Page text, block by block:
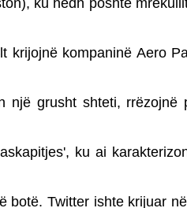
ku hedh poshtë
kompaninë Aero
grusht shteti,
ku ai
Twitter ishte krijuar